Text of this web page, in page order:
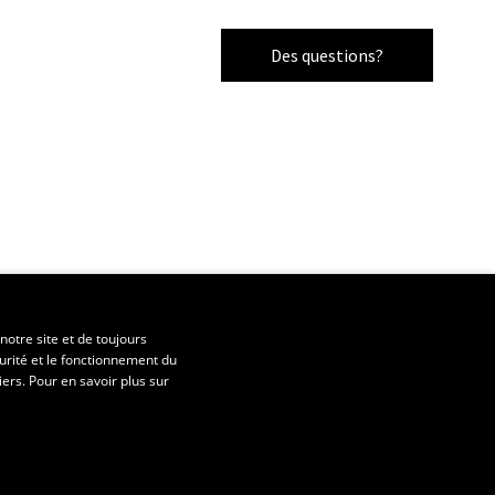
Des questions?
site et de toujours
et le fonctionnement du
Pour en savoir plus sur